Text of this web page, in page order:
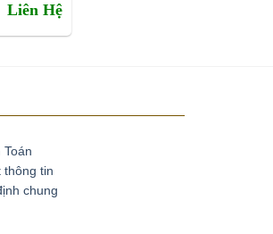
mệnh, bảo vệ tính mạng, che chở,
cường sự tập trung, tăng dũng khí.
việc tại môi trường âm khí mạnh
xác, nghĩa trang…) mang theo phật Hư
Tát bên người sẽ cảm thấy bình an, trừ
Liên Hệ
thông tin
chung